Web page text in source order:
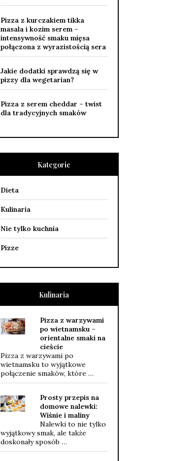
Pizza z kurczakiem tikka
masala i kozim serem –
intensywność smaku mięsa
połączona z wyrazistością sera
Jakie dodatki sprawdzą się w
pizzy dla wegetarian?
Pizza z serem cheddar – twist
dla tradycyjnych smaków
Kategorie
Dieta
Kulinaria
Nie tylko kuchnia
Pizze
Kulinaria
Pizza z warzywami
po wietnamsku –
orientalne smaki na
cieście
Pizza z warzywami po
wietnamsku to wyjątkowe
połączenie smaków, które …
Prosty przepis na
domowe nalewki:
Wiśnie i maliny
Nalewki to nie tylko
wyjątkowy smak, ale także
doskonały sposób …